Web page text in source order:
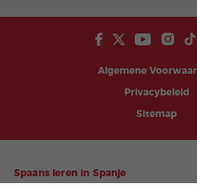
Algemene
Privacybeleid
Sitemap
Spaans leren in Spanje